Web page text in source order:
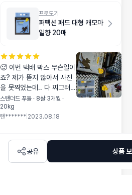
요 기호성도 좋고 노스
멜스프레이까지 최고
프로도기
퍼펙션 패드 대형 캐모마
일향 20매
🥵 이번 택배 박스 무슨일이
죠? 제가 뜯지 않아서 사진
을 못찍었는데.. 다 찌그러지
고; 무슨 테이프를 얼마나 감
으신건지 뜯느냐고 애먹었습
니다....
스탠더드 푸들 · 8살 3개월 ·
20kg
탠******* 2023.08.18
공유 상품